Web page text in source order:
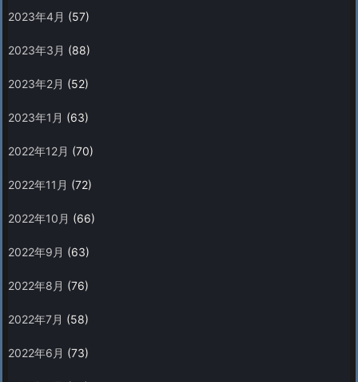
2023年4月 (57)
2023年3月 (88)
2023年2月 (52)
2023年1月 (63)
2022年12月 (70)
2022年11月 (72)
2022年10月 (66)
2022年9月 (63)
2022年8月 (76)
2022年7月 (58)
2022年6月 (73)